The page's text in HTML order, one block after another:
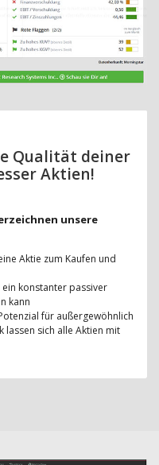
Qualität deiner
Aktien!
unsere
Aktie zum Kaufen und
konstanter passiver
kann
für außergewöhnlich
lassen sich alle Aktien mit